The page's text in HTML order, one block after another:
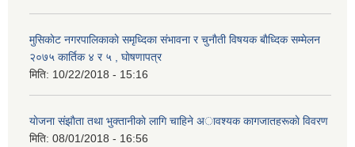
मुसिकाेट नगरपालिकाकाे समृध्दिका संभावना र चुनाैती विषयक बाैध्दिक सम्मेलन
२०७५ कार्तिक ४ र ५ , घाेषणापत्र
मिति: 10/22/2018 - 15:16
याेजना संझाैता तथा भुक्तानीकाे लागि चाहिने अावश्यक कागजातहरूकाे विवरण
मिति: 08/01/2018 - 16:56